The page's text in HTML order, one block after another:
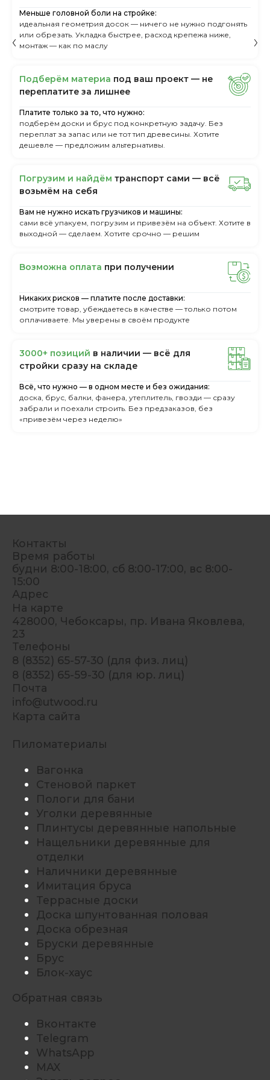
Меньше головной боли на стройке:
идеальная геометрия досок — ничего не нужно подгонять
или обрезать. Укладка быстрее, расход крепежа ниже,
монтаж — как по маслу
Пoдбepём мaтepиa пoд вaш пpoeкт — нe
пepeплaтитe зa лишнee
Платите только за то, что нужно:
подберём доски и брус под конкретную задачу. Без
переплат за запас или не тот тип древесины. Хотите
дешевле — предложим альтернативы.
Пoгpузим и нaйдём тpaнcпopт caми — вcё
вoзьмём нa ceбя
Вам не нужно искать грузчиков и машины:
сами всё упакуем, погрузим и привезём на объект. Хотите в
выходной — сделаем. Хотите срочно — решим
Boзмoжнa oплaтa пpи пoлучeнии
Никаких рисков — платите после доставки:
смотрите товар, убеждаетесь в качестве — только потом
оплачиваете. Мы уверены в своём продукте
3000+ пoзиций в нaличии — вcё для
cтpoйки cpaзу нa cклaдe
Всё, что нужно — в одном месте и без ожидания:
доска, брус, балки, фанера, утеплитель, гвозди — сразу
забрали и поехали строить. Без предзаказов, без
«привезём через неделю»
Контакты
Время работы
будни 8:00-18:00, сб 8:00-17:00, вс 8:00-
15:00
Адрес
На карте
428000, Чебоксары, пр. Ивана Яковлева,
23
Телефоны
8 (8352) 65-57-30 (для физ. лиц)
8 (8352) 65-59-30 (для юр. лиц)
Почта
info@utwood.ru
Карта сайта
Пиломатериалы
Вагонка
Стеновой паркет
Пологи для бани
Уголки деревянные
Плинтусы деревянные напольные
Нащельники деревянные для
отделки
Наличники деревянные
Имитация бруса
Террасные доски
Доска шпунтованная половая
Доска обрезная
Бруски деревянные
Брус
Блок-хаус
Обратная связь
Вконтакте
Telegram
WhatsApp
MAX